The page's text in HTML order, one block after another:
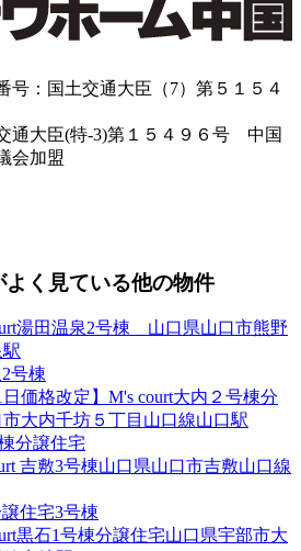
号：国土交通大臣（7）第５１５４
通大臣(特-3)第１５４９６号 中国
会加盟
く見ている他の物件
号棟
分譲住宅
住宅3号棟